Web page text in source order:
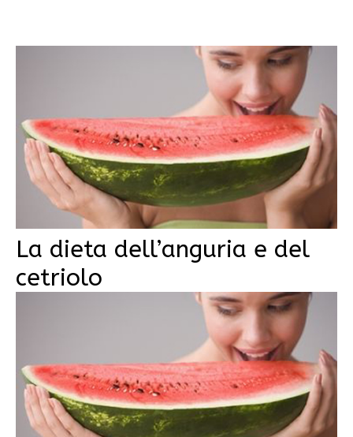
La dieta dell’anguria e del
cetriolo